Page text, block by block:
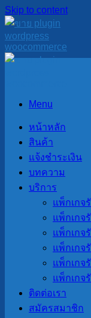
Skip to content
Menu
หน้าหลัก
สินค้า
แจ้งชำระเงิน
บทความ
บริการ
แพ็กเกจ
แพ็กเกจ
แพ็กเกจ
แพ็กเกจ
แพ็กเกจ
แพ็กเกจ
ติดต่อเรา
สมัครสมาชิก